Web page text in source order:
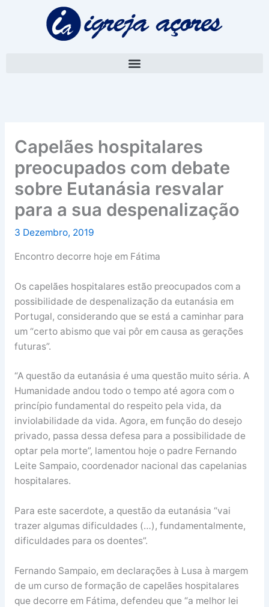
Capelães hospitalares
preocupados com debate
sobre Eutanásia resvalar
para a sua despenalização
3 Dezembro, 2019
Encontro decorre hoje em Fátima
Os capelães hospitalares estão preocupados com a
possibilidade de despenalização da eutanásia em
Portugal, considerando que se está a caminhar para
um “certo abismo que vai pôr em causa as gerações
futuras”.
“A questão da eutanásia é uma questão muito séria. A
Humanidade andou todo o tempo até agora com o
princípio fundamental do respeito pela vida, da
inviolabilidade da vida. Agora, em função do desejo
privado, passa dessa defesa para a possibilidade de
optar pela morte”, lamentou hoje o padre Fernando
Leite Sampaio, coordenador nacional das capelanias
hospitalares.
Para este sacerdote, a questão da eutanásia “vai
trazer algumas dificuldades (…), fundamentalmente,
dificuldades para os doentes”.
Fernando Sampaio, em declarações à Lusa à margem
de um curso de formação de capelães hospitalares
que decorre em Fátima, defendeu que “a melhor lei